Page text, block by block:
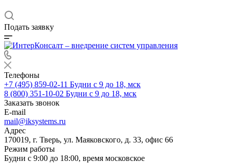
Подать заявку
Телефоны
+7 (495) 859-02-11 Будни с 9 до 18, мск
8 (800) 351-10-02 Будни с 9 до 18, мск
Заказать звонок
E-mail
mail@iksystems.ru
Адрес
170019, г. Тверь, ул. Маяковского, д. 33, офис 66
Режим работы
Будни с 9:00 до 18:00, время московское